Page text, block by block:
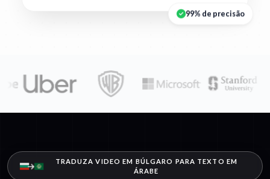
99% de precisão
TRADUZA VIDEO EM BÚLGARO PARA TEXTO EM
ÁRABE